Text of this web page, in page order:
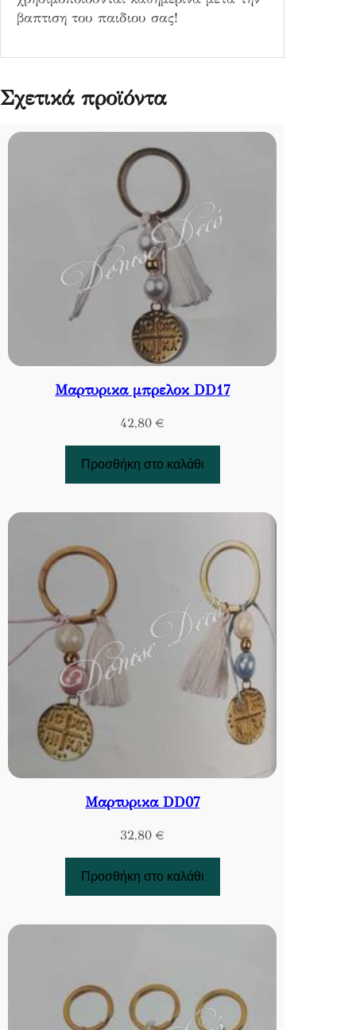
βαπτιση του παιδιου σας!
Σχετικά προϊόντα
Μαρτυρικα μπρελοκ DD17
42,80 €
Προσθήκη στο καλάθι
Μαρτυρικα DD07
32,80 €
Προσθήκη στο καλάθι